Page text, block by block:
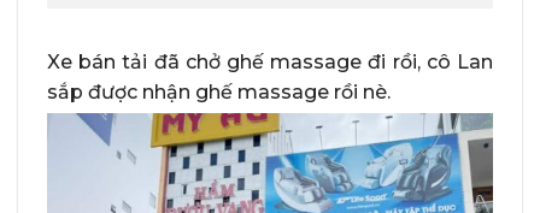
Xe bán tải đã chở ghế massage đi rồi, cô Lan
sắp được nhận ghế massage rồi nè.